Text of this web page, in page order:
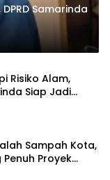
Samarinda
Risiko Alam,
Siap Jadi
Sampah Kota,
Penuh Proyek